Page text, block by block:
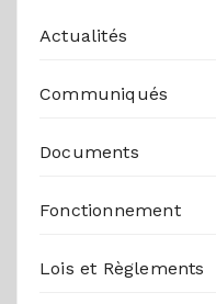
Actualités
Communiqués
Documents
Fonctionnement
Lois et Règlements